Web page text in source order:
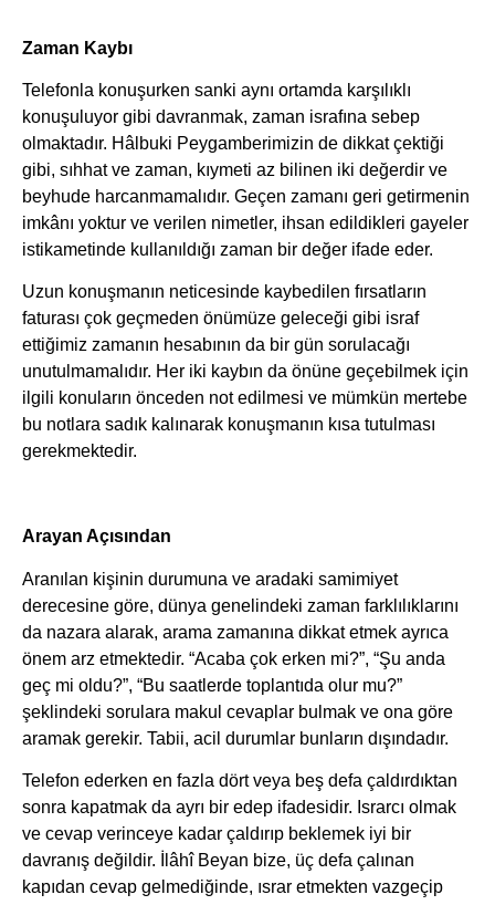
Zaman Kaybı
Telefonla konuşurken sanki aynı ortamda karşılıklı
konuşuluyor gibi davranmak, zaman israfına sebep
olmaktadır. Hâlbuki Peygamberimizin de dikkat çektiği
gibi, sıhhat ve zaman, kıymeti az bilinen iki değerdir ve
beyhude harcanmamalıdır. Geçen zamanı geri getirmenin
imkânı yoktur ve verilen nimetler, ihsan edildikleri gayeler
istikametinde kullanıldığı zaman bir değer ifade eder.
Uzun konuşmanın neticesinde kaybedilen fırsatların
faturası çok geçmeden önümüze geleceği gibi israf
ettiğimiz zamanın hesabının da bir gün sorulacağı
unutulmamalıdır. Her iki kaybın da önüne geçebilmek için
ilgili konuların önceden not edilmesi ve mümkün mertebe
bu notlara sadık kalınarak konuşmanın kısa tutulması
gerekmektedir.
Arayan Açısından
Aranılan kişinin durumuna ve aradaki samimiyet
derecesine göre, dünya genelindeki zaman farklılıklarını
da nazara alarak, arama zamanına dikkat etmek ayrıca
önem arz etmektedir. “Acaba çok erken mi?”, “Şu anda
geç mi oldu?”, “Bu saatlerde toplantıda olur mu?”
şeklindeki sorulara makul cevaplar bulmak ve ona göre
aramak gerekir. Tabii, acil durumlar bunların dışındadır.
Telefon ederken en fazla dört veya beş defa çaldırdıktan
sonra kapatmak da ayrı bir edep ifadesidir. Israrcı olmak
ve cevap verinceye kadar çaldırıp beklemek iyi bir
davranış değildir. İlâhî Beyan bize, üç defa çalınan
kapıdan cevap gelmediğinde, ısrar etmekten vazgeçip